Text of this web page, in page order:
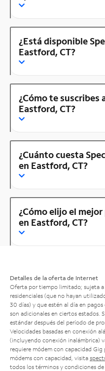
¿Está disponible
Eastford, CT?
¿Cómo te suscribes
Eastford, CT?
¿Cuánto cuesta
en Eastford, CT?
¿Cómo elijo el
en Eastford, CT?
Detalles de la oferta de Internet
Oferta por tiempo limitado; sujeta
residenciales (que no hayan
30 días) y que estén al día en
son adicionales en ciertos estados.
estándar después del período de
Velocidades basadas en conexión
(incluyendo conexión inalámbrica)
requiere módem con capacidad
módems con capacidad, visita
todos los términos y condiciones